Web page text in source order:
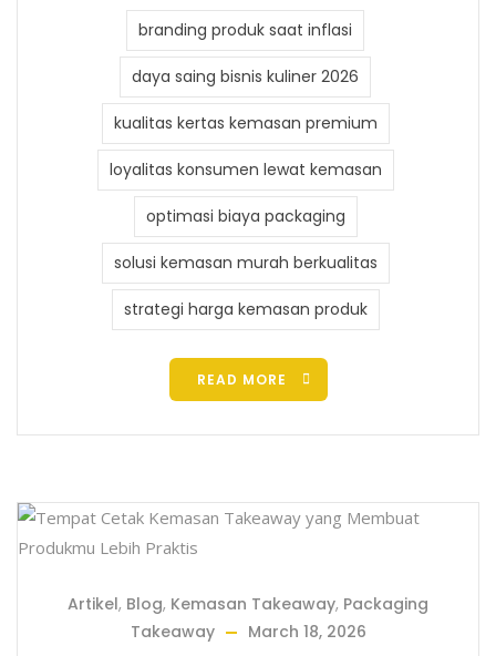
branding produk saat inflasi
daya saing bisnis kuliner 2026
kualitas kertas kemasan premium
loyalitas konsumen lewat kemasan
optimasi biaya packaging
solusi kemasan murah berkualitas
strategi harga kemasan produk
READ MORE
Artikel, Blog, Kemasan Takeaway, Packaging
Takeaway
March 18, 2026